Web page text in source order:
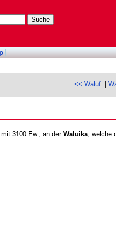
<< Waluf |
3100 Ew., an der Waluika, welche